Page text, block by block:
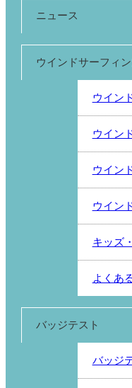
ニュース
ウインドサーフィ
ウイン
ウイン
ウイン
ウイン
キッズ
よくあ
バッジテスト
バッジ